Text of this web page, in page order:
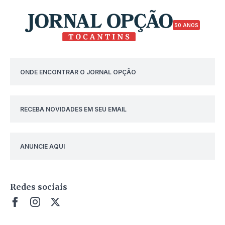
50 ANOS
ONDE ENCONTRAR O JORNAL OPÇÃO
RECEBA NOVIDADES EM SEU EMAIL
ANUNCIE AQUI
Redes sociais